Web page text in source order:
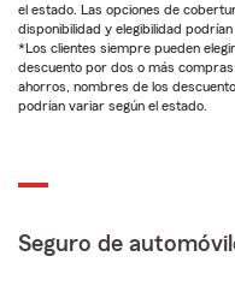
el estado. Las opciones de
disponibilidad y elegibilidad podrían
*Los clientes siempre pueden
descuento por dos o más
ahorros, nombres de los
podrían variar según el estado.
Seguro de